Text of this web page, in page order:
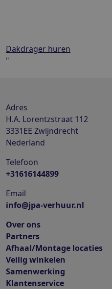
Dakdrager huren
"
Adres
H.A. Lorentzstraat 112
3331EE Zwijndrecht
Nederland
Telefoon
+31616144899
Email
info@jpa-verhuur.nl
Over ons
Partners
Afhaal/Montage locaties
Veilig winkelen
Samenwerking
Klantenservice